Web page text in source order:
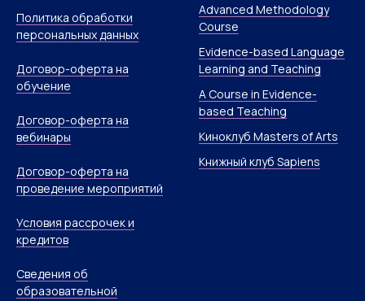
Политика обработки
персональных данных
Договор-оферта на
обучение
Договор-оферта на
вебинары
Договор-оферта на
проведение мероприятий
Условия рассрочек и
кредитов
Сведения об
образовательной
Advanced Methodology
Course
Evidence-based Language
Learning and Teaching
A Course in Evidence-
based Teaching
Киноклуб Masters of Arts
Книжный клуб Sapiens